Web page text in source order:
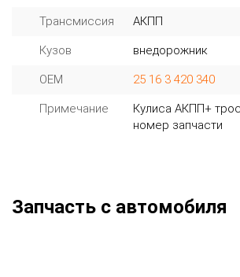
Трансмиссия АКПП
Кузов внедорожник
OEM 25 16 3 420 340
Примечание
Кулиса АКПП+
номер запчасти
Запчасть с автомобиля